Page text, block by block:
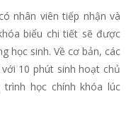
nhân viên tiếp nhận và
biểu chi tiết sẽ được
học sinh. Về cơ bản, các
10 phút sinh hoạt chủ
học chính khóa lúc